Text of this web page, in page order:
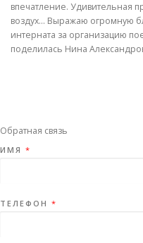
впечатление. Удивительная
воздух… Выражаю огромную
интерната за организацию
поделилась Нина
Обратная связь
ИМЯ *
ТЕЛЕФОН *